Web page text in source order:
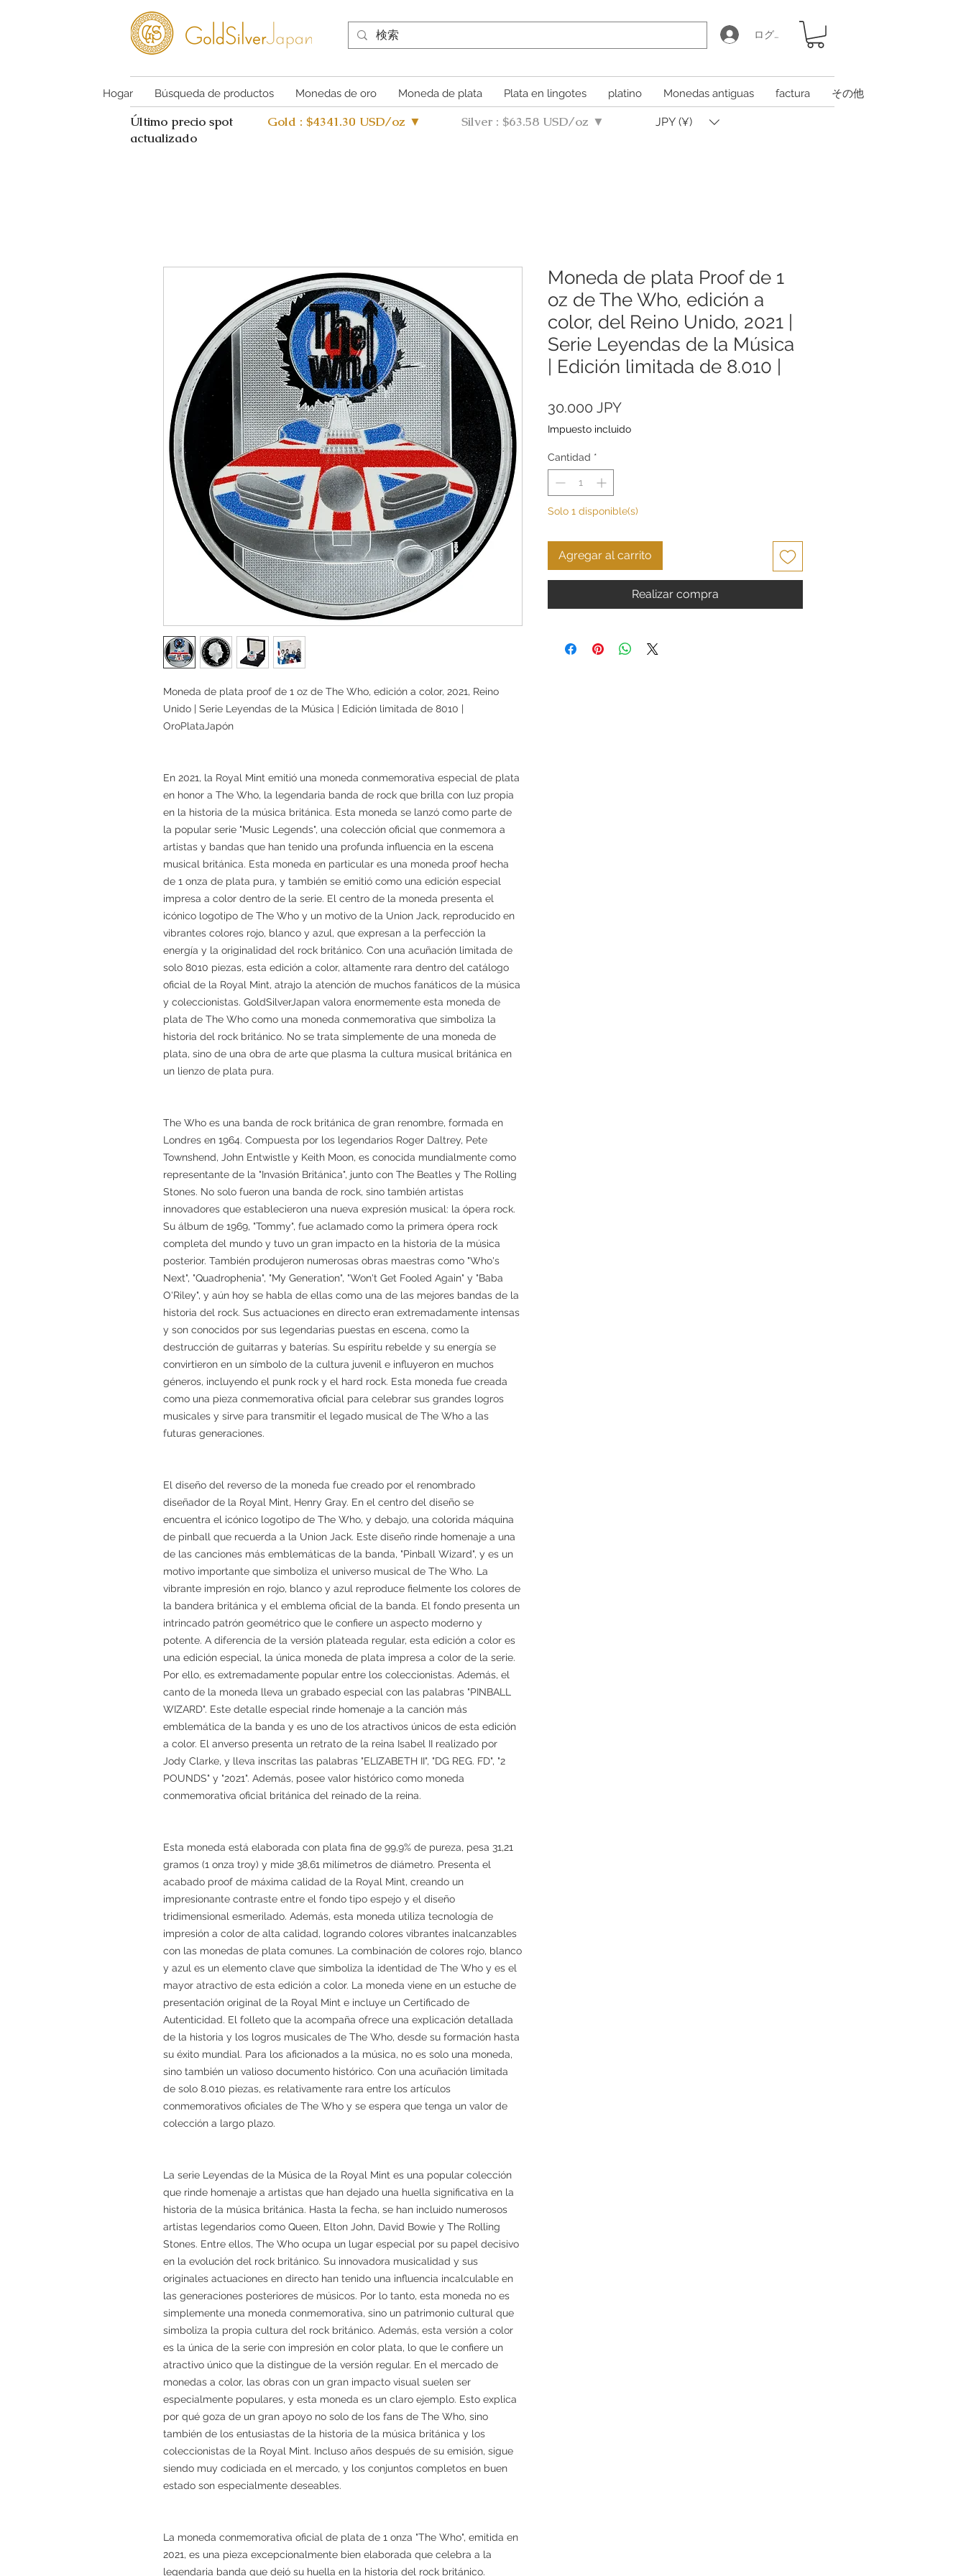
ログイン
Hogar Búsqueda de productos Monedas de oro Moneda de plata Plata en lingotes platino Monedas antiguas factura その他
Último precio spot
actualizado
Gold : $4341.30 USD/oz ▼ Silver : $63.58 USD/oz ▼ JPY (¥)
Moneda de plata proof de 1 oz de The Who, edición a color, 2021, Reino
Unido | Serie Leyendas de la Música | Edición limitada de 8010 |
OroPlataJapón
En 2021, la Royal Mint emitió una moneda conmemorativa especial de plata
en honor a The Who, la legendaria banda de rock que brilla con luz propia
en la historia de la música británica. Esta moneda se lanzó como parte de
la popular serie "Music Legends", una colección oficial que conmemora a
artistas y bandas que han tenido una profunda influencia en la escena
musical británica. Esta moneda en particular es una moneda proof hecha
de 1 onza de plata pura, y también se emitió como una edición especial
impresa a color dentro de la serie. El centro de la moneda presenta el
icónico logotipo de The Who y un motivo de la Union Jack, reproducido en
vibrantes colores rojo, blanco y azul, que expresan a la perfección la
energía y la originalidad del rock británico. Con una acuñación limitada de
solo 8010 piezas, esta edición a color, altamente rara dentro del catálogo
oficial de la Royal Mint, atrajo la atención de muchos fanáticos de la música
y coleccionistas. GoldSilverJapan valora enormemente esta moneda de
plata de The Who como una moneda conmemorativa que simboliza la
historia del rock británico. No se trata simplemente de una moneda de
plata, sino de una obra de arte que plasma la cultura musical británica en
un lienzo de plata pura.
The Who es una banda de rock británica de gran renombre, formada en
Londres en 1964. Compuesta por los legendarios Roger Daltrey, Pete
Townshend, John Entwistle y Keith Moon, es conocida mundialmente como
representante de la "Invasión Británica", junto con The Beatles y The Rolling
Stones. No solo fueron una banda de rock, sino también artistas
innovadores que establecieron una nueva expresión musical: la ópera rock.
Su álbum de 1969, "Tommy", fue aclamado como la primera ópera rock
completa del mundo y tuvo un gran impacto en la historia de la música
posterior. También produjeron numerosas obras maestras como "Who's
Next", "Quadrophenia", "My Generation", "Won't Get Fooled Again" y "Baba
O'Riley", y aún hoy se habla de ellas como una de las mejores bandas de la
historia del rock. Sus actuaciones en directo eran extremadamente intensas
y son conocidos por sus legendarias puestas en escena, como la
destrucción de guitarras y baterías. Su espíritu rebelde y su energía se
convirtieron en un símbolo de la cultura juvenil e influyeron en muchos
géneros, incluyendo el punk rock y el hard rock. Esta moneda fue creada
como una pieza conmemorativa oficial para celebrar sus grandes logros
musicales y sirve para transmitir el legado musical de The Who a las
futuras generaciones.
El diseño del reverso de la moneda fue creado por el renombrado
diseñador de la Royal Mint, Henry Gray. En el centro del diseño se
encuentra el icónico logotipo de The Who, y debajo, una colorida máquina
de pinball que recuerda a la Union Jack. Este diseño rinde homenaje a una
de las canciones más emblemáticas de la banda, "Pinball Wizard", y es un
motivo importante que simboliza el universo musical de The Who. La
vibrante impresión en rojo, blanco y azul reproduce fielmente los colores de
la bandera británica y el emblema oficial de la banda. El fondo presenta un
intrincado patrón geométrico que le confiere un aspecto moderno y
potente. A diferencia de la versión plateada regular, esta edición a color es
una edición especial, la única moneda de plata impresa a color de la serie.
Por ello, es extremadamente popular entre los coleccionistas. Además, el
canto de la moneda lleva un grabado especial con las palabras "PINBALL
WIZARD". Este detalle especial rinde homenaje a la canción más
emblemática de la banda y es uno de los atractivos únicos de esta edición
a color. El anverso presenta un retrato de la reina Isabel II realizado por
Jody Clarke, y lleva inscritas las palabras "ELIZABETH II", "DG REG. FD", "2
POUNDS" y "2021". Además, posee valor histórico como moneda
conmemorativa oficial británica del reinado de la reina.
Esta moneda está elaborada con plata fina de 99,9% de pureza, pesa 31,21
gramos (1 onza troy) y mide 38,61 milímetros de diámetro. Presenta el
acabado proof de máxima calidad de la Royal Mint, creando un
impresionante contraste entre el fondo tipo espejo y el diseño
tridimensional esmerilado. Además, esta moneda utiliza tecnología de
impresión a color de alta calidad, logrando colores vibrantes inalcanzables
con las monedas de plata comunes. La combinación de colores rojo, blanco
y azul es un elemento clave que simboliza la identidad de The Who y es el
mayor atractivo de esta edición a color. La moneda viene en un estuche de
presentación original de la Royal Mint e incluye un Certificado de
Autenticidad. El folleto que la acompaña ofrece una explicación detallada
de la historia y los logros musicales de The Who, desde su formación hasta
su éxito mundial. Para los aficionados a la música, no es solo una moneda,
sino también un valioso documento histórico. Con una acuñación limitada
de solo 8.010 piezas, es relativamente rara entre los artículos
conmemorativos oficiales de The Who y se espera que tenga un valor de
colección a largo plazo.
La serie Leyendas de la Música de la Royal Mint es una popular colección
que rinde homenaje a artistas que han dejado una huella significativa en la
historia de la música británica. Hasta la fecha, se han incluido numerosos
artistas legendarios como Queen, Elton John, David Bowie y The Rolling
Stones. Entre ellos, The Who ocupa un lugar especial por su papel decisivo
en la evolución del rock británico. Su innovadora musicalidad y sus
originales actuaciones en directo han tenido una influencia incalculable en
las generaciones posteriores de músicos. Por lo tanto, esta moneda no es
simplemente una moneda conmemorativa, sino un patrimonio cultural que
simboliza la propia cultura del rock británico. Además, esta versión a color
es la única de la serie con impresión en color plata, lo que le confiere un
atractivo único que la distingue de la versión regular. En el mercado de
monedas a color, las obras con un gran impacto visual suelen ser
especialmente populares, y esta moneda es un claro ejemplo. Esto explica
por qué goza de un gran apoyo no solo de los fans de The Who, sino
también de los entusiastas de la historia de la música británica y los
coleccionistas de la Royal Mint. Incluso años después de su emisión, sigue
siendo muy codiciada en el mercado, y los conjuntos completos en buen
estado son especialmente deseables.
La moneda conmemorativa oficial de plata de 1 onza "The Who", emitida en
2021, es una pieza excepcionalmente bien elaborada que celebra a la
legendaria banda que dejó su huella en la historia del rock británico.
Moneda de plata Proof de 1
oz de The Who, edición a
color, del Reino Unido, 2021 |
Serie Leyendas de la Música
| Edición limitada de 8.010 |
30.000 JPYPrecio
Impuesto incluido
Cantidad *
Solo 1 disponible(s)
Agregar al carrito
Realizar compra